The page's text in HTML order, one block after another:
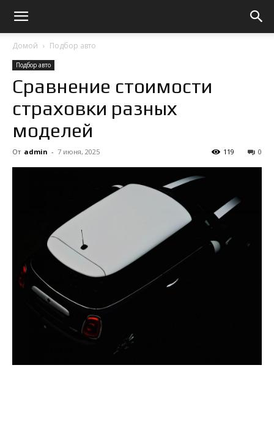
Домой Подбор авто
Подбор авто
Сравнение стоимости
страховки разных
моделей
От admin - 7 июня, 2025 0
119